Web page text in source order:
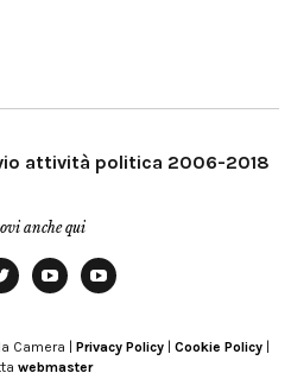
attività politica 2006-2018
anche qui
Modena
Camera | Privacy Policy| Cookie Policy|
webmaster